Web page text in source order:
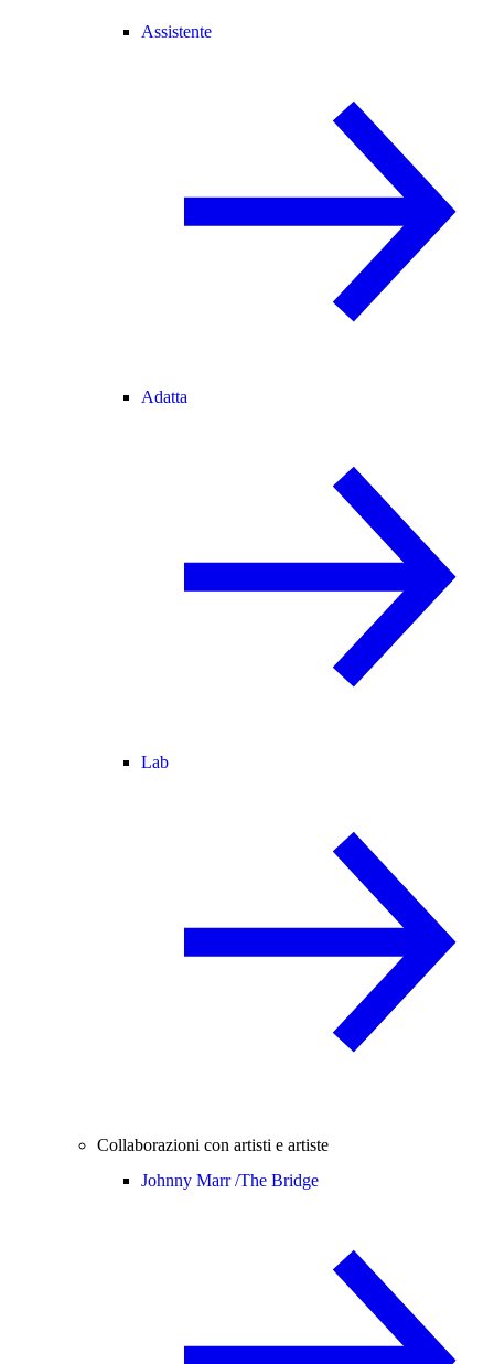
Assistente
Adatta
Lab
Collaborazioni con artisti e artiste
Johnny Marr /The Bridge